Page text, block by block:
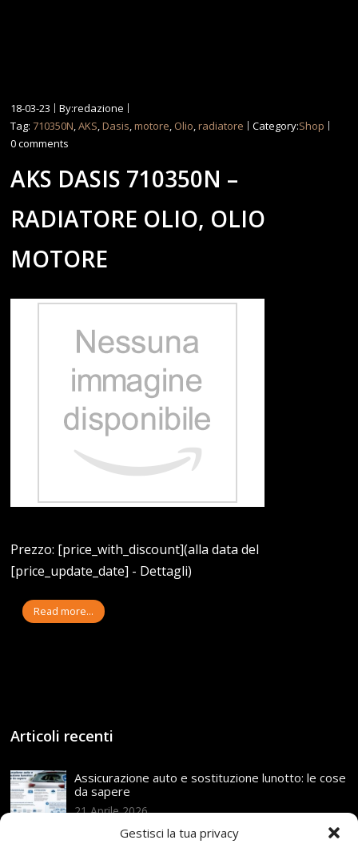
Gestisci la tua privacy
18-03-23
By:redazione
Tag:710350N,AKS,Dasis,motore, Olio,radiatore Category:Shop
0 comments
AKS DASIS 710350N –
RADIATORE OLIO, OLIO
MOTORE
Prezzo: [price_with_discount](alla data del
[price_update_date] - Dettagli)
Read more...
Articoli recenti
Assicurazione auto e sostituzione lunotto: le cose
da sapere
21 Aprile,2026
Range Rover: un’icona tra i luxury SUV